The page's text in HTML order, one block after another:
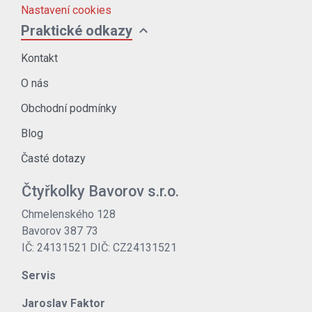
Nastavení cookies
Praktické odkazy expand_more
Kontakt
O nás
Obchodní podmínky
Blog
Časté dotazy
Čtyřkolky Bavorov s.r.o.
Chmelenského 128
Bavorov 387 73
IČ: 24131521 DIČ: CZ24131521
Servis
Jaroslav Faktor